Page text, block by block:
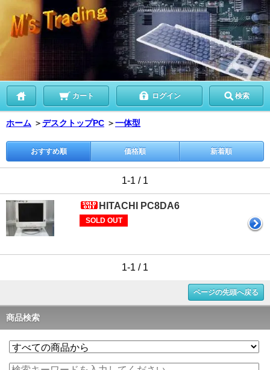
カート ログイン 検索
ホーム ＞デスクトップPC ＞一体型
おすすめ順 価格順 新着順
1-1 / 1
HITACHI PC8DA6
SOLD OUT
1-1 / 1
ページの先頭へ戻る
商品検索